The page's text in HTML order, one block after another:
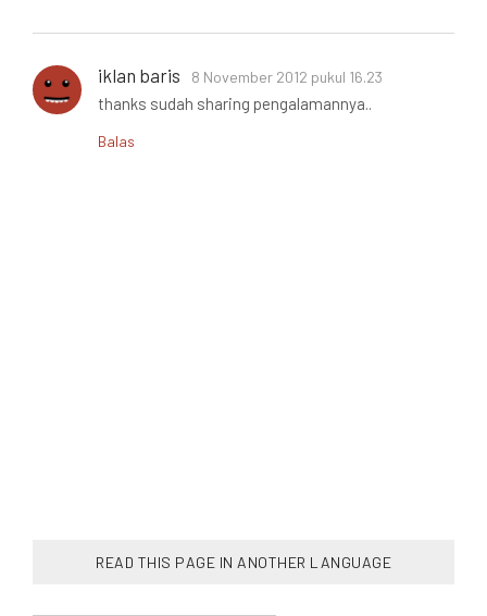
iklan baris 8 November 2012 pukul 16.23
thanks sudah sharing pengalamannya..
Balas
READ THIS PAGE IN ANOTHER LANGUAGE